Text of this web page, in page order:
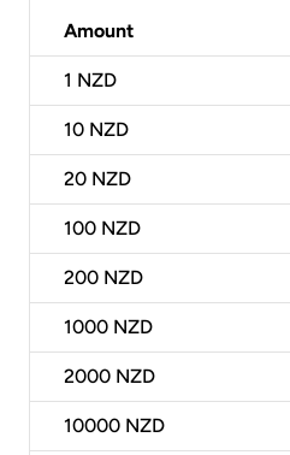
Amount
1 NZD
10 NZD
20 NZD
100 NZD
200 NZD
1000 NZD
2000 NZD
10000 NZD